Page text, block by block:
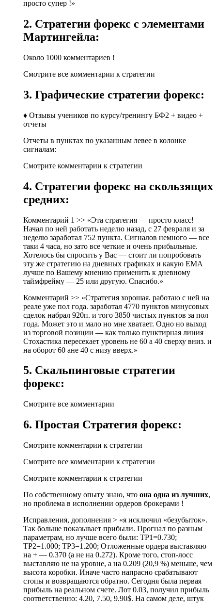
просто супер !»
2. Стратегии форекс с элементами
Мартингейла:
Около 1000 комментариев !
Смотрите все комментарии к стратегии
3. Графические стратегии форекс:
♦ Отзывы учеников по курсу/тренингу БФ2 + видео +
отчеты
Отчеты в пунктах по указанным левее в колонке
сигналам:
Смотрите комментарии к стратегии
4. Стратегии форекс на скользящих
средних:
Комментарий 1 >> «Эта стратегия — просто класс!
Начал по ней работать неделю назад, с 27 февраля и за
неделю заработал 752 пункта. Сигналов немного — все
таки 4 часа, но зато все четкие и очень прибыльные.
Хотелось бы спросить у Вас — стоит ли попробовать
эту же стратегию на дневных графиках и какую ЕМА
лучше по Вашему мнению применить к дневному
таймфрейму — 25 или другую. Спасибо.»
Комментарий >> «Стратегия хорошая. работаю с ней на
реале уже пол года. заработал 4770 пунктов минусовых
сделок набрал 920п. и того 3850 чистых пунктов за пол
года. Может это и мало но мне хватает. Одно но выход
из торговой позиции — как только пунктирная линия
Стохастика пересекает уровень не 60 а 40 сверху вниз. и
на оборот 60 ане 40 с низу вверх.»
5. Скальпинговые стратегии
форекс:
Смотрите все комментарии
6. Простая Стратегия форекс:
Смотрите комментарии к стратегии
Смотрите все комментарии к стратегии
Смотрите комментарии к стратегии
По собственному опыту знаю, что она одна из лучших,
но проблема в исполнении ордеров брокерами !
Исправления, дополнения > «я исключил «безубыток».
Так больше показывает прибыли. Прогнал по разным
параметрам, но лучше всего были: TP1=0.730;
TP2=1.000; TP3=1.200; Отложенные ордера выставляю
на + — 0.370 (а не на 0.272). Кроме того, стоп-лосс
выставляю не на уровне, а на 0.209 (20,9 %) меньше, чем
высота коробки. Иначе часто напрасно срабатывают
стопы и возвращаются обратно. Сегодня была первая
прибыль на реальном счете. Лот 0.03, получил прибыль
соответственно: 4.20, 7.50, 9.90$. На самом деле, штук